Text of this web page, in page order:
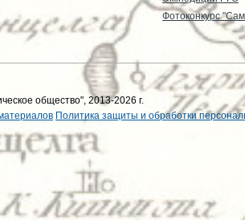
Фотоконкурс
общество", 2013-2026 г.
Политика защиты и обработки